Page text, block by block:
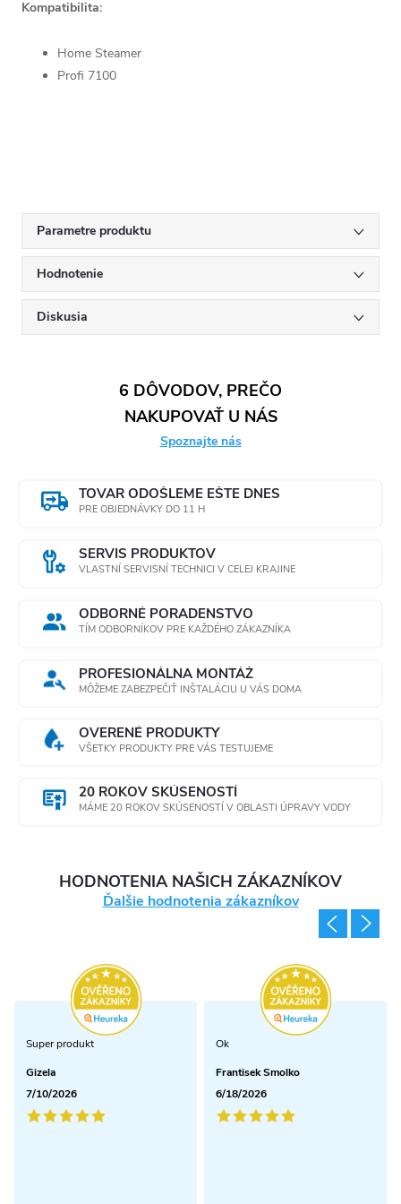
Kompatibilita:
Home Steamer
Profi 7100
Parametre produktu
Hodnotenie
Diskusia
6 DÔVODOV, PREČO
NAKUPOVAŤ U NÁS
Spoznajte nás
TOVAR ODOŠLEME EŠTE DNES
PRE OBJEDNÁVKY DO 11 H
SERVIS PRODUKTOV
VLASTNÍ SERVISNÍ TECHNICI V CELEJ KRAJINE
ODBORNÉ PORADENSTVO
TÍM ODBORNÍKOV PRE KAŽDÉHO ZÁKAZNÍKA
PROFESIONÁLNA MONTÁŽ
MÔŽEME ZABEZPEČIŤ INŠTALÁCIU U VÁS DOMA
OVERENÉ PRODUKTY
VŠETKY PRODUKTY PRE VÁS TESTUJEME
20 ROKOV SKÚSENOSTÍ
MÁME 20 ROKOV SKÚSENOSTÍ V OBLASTI ÚPRAVY VODY
HODNOTENIA NAŠICH ZÁKAZNÍKOV
Ďalšie hodnotenia zákazníkov
Super produkt
Gizela
7/10/2026
Ok
Frantisek Smolko
6/18/2026